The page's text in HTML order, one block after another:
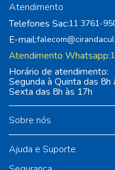
Sobre nós
Ajuda e Suporte
Atendimento
Telefones Sac:11 3761-
E-mail:
Atendimento Whatsapp:
Horário de atendimento:
Segunda à Quinta das 8h
Sexta das 8h às 17h